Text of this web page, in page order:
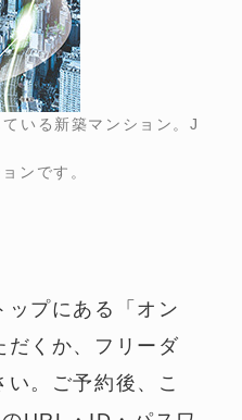
いる新築マンション。J
ンです。
ップにある「オン
だくか、フリーダ
。ご予約後、こ